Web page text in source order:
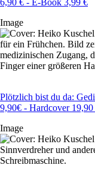
6,90 € - E-Book 3,99 €
Image
Plötzlich bist du da:
9,90€ - Hardcover 19,90
Image